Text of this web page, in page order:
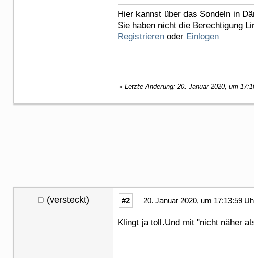
Hier kannst über das Sondeln in
Sie haben nicht die Berechtigung
Registrieren oder Einlogen
« Letzte Änderung: 20. Januar 2020, um
(versteckt) #2 20. Januar 2020, um 17:13:59
Klingt ja toll.Und mit "nicht näher